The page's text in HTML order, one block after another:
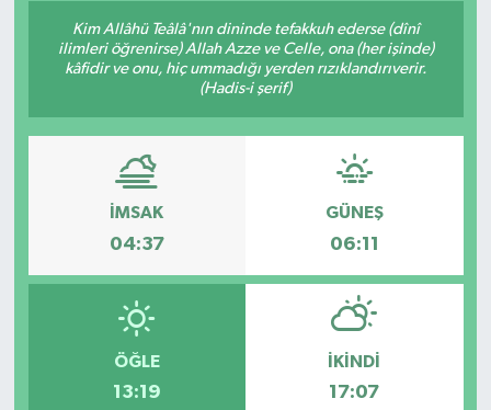
Kim Allâhü Teâlâ'nın dininde tefakkuh ederse (dînî
ilimleri öğrenirse) Allah Azze ve Celle, ona (her işinde)
kâfidir ve onu, hiç ummadığı yerden rızıklandırıverir.
(Hadis-i şerif)
İMSAK
04:37
GÜNEŞ
06:11
ÖĞLE
13:19
İKINDI
17:07
Son Dakika